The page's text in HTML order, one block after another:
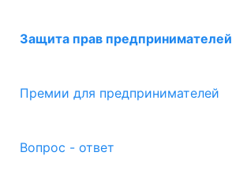
Защита прав предпринимателей
Премии для предпринимателей
Вопрос - ответ